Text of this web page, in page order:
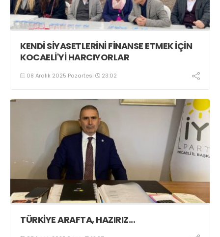
KENDİ SİYASETLERİNİ FİNANSE ETMEK İÇİN
KOCAELİ'Yİ HARCIYORLAR
08 Aralık 2025 Pazartesi 23:02
TÜRKİYE ARAFTA, HAZIRIZ...